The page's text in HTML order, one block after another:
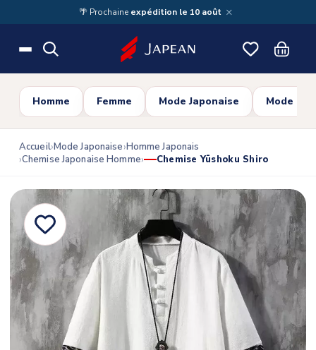
Skip to main content🌴 Prochaine expédition le 10 août ×
Homme Femme Mode Japonaise Mode
Accueil Mode Japonaise Homme Japonais
Chemise Japonaise Homme
Chemise Yūshoku Shiro